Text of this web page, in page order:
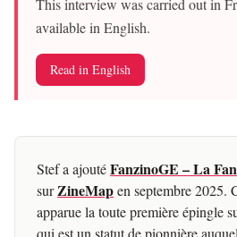
This interview was carried out in
available in English.
Read in English
Stef a ajoutéFanzinoGE – La
surZineMapen septembre 2025.
apparue la toute première épingle
qui est un statut de pionnière